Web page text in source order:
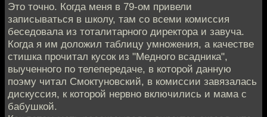
Это точно. Когда меня в 79-ом привели
записываться в школу, там со всеми комиссия
беседовала из тоталитарного директора и завуча.
Когда я им доложил таблицу умножения, а качестве
стишка прочитал кусок из "Медного всадника",
выученного по телепередаче, в которой данную
поэму читал Смоктуновский, в комиссии завязалась
дискуссия, к которой нервно включились и мама с
бабушкой.